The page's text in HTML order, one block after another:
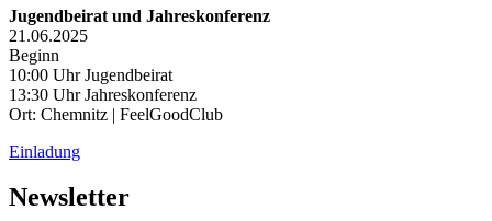
Jugendbeirat und Jahreskonferenz
21.06.2025
Beginn
10:00 Uhr Jugendbeirat
13:30 Uhr Jahreskonferenz
Ort: Chemnitz | FeelGoodClub
Einladung
Newsletter